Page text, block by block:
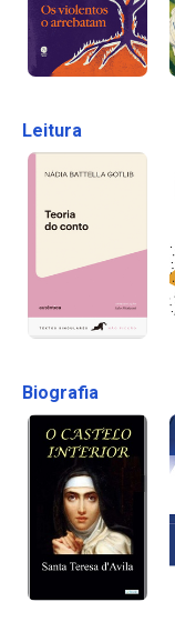
Leitura
Biografia